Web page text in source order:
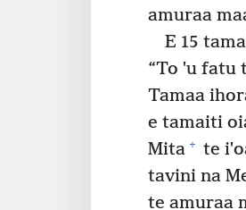
amuraa
E 15
“To ˈu
Tamaa
e tamaiti
Mita + te
tavini na
te amuraa